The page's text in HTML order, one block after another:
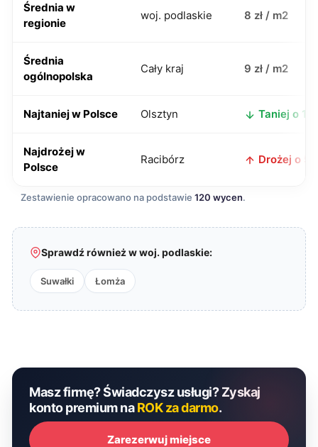
Średnia w
regionie
woj. podlaskie 8 zł / m2
Średnia
ogólnopolska
Cały kraj 9 zł / m2
Najtaniej w Polsce Olsztyn Taniej o 1 zł
Najdrożej w
Polsce
Racibórz Drożej o 5
Zestawienie opracowano na podstawie 120 wycen.
Sprawdź również w woj. podlaskie:
Suwałki Łomża
Masz firmę? Świadczysz usługi? Zyskaj
konto premium naROK za darmo.
Zarezerwuj miejsce